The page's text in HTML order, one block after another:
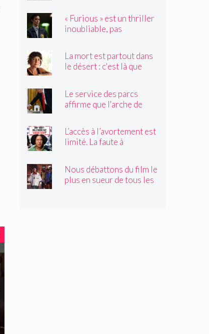
suprême
« Furious » est un thriller
inoubliable, pas
La mort est partout dans
le désert : c'est là que
Le service des parcs
affirme que l'arche de
Pourrait-il être déplacé ?
L’accès à l’avortement est
limité. La faute à
Nous débattons du film le
plus en sueur de tous les